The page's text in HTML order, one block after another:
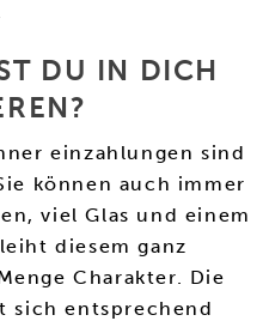
DU IN DICH
einzahlungen sind
können auch immer
viel Glas und einem
diesem ganz
Charakter. Die
sich entsprechend